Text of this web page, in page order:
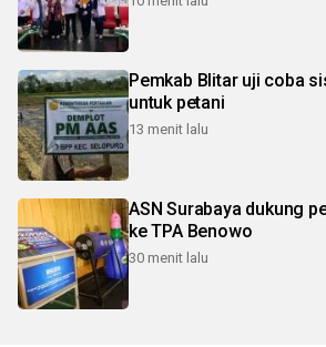
Pemkab Blitar uji coba
untuk petani
13 menit lalu
ASN Surabaya dukung
ke TPA Benowo
30 menit lalu